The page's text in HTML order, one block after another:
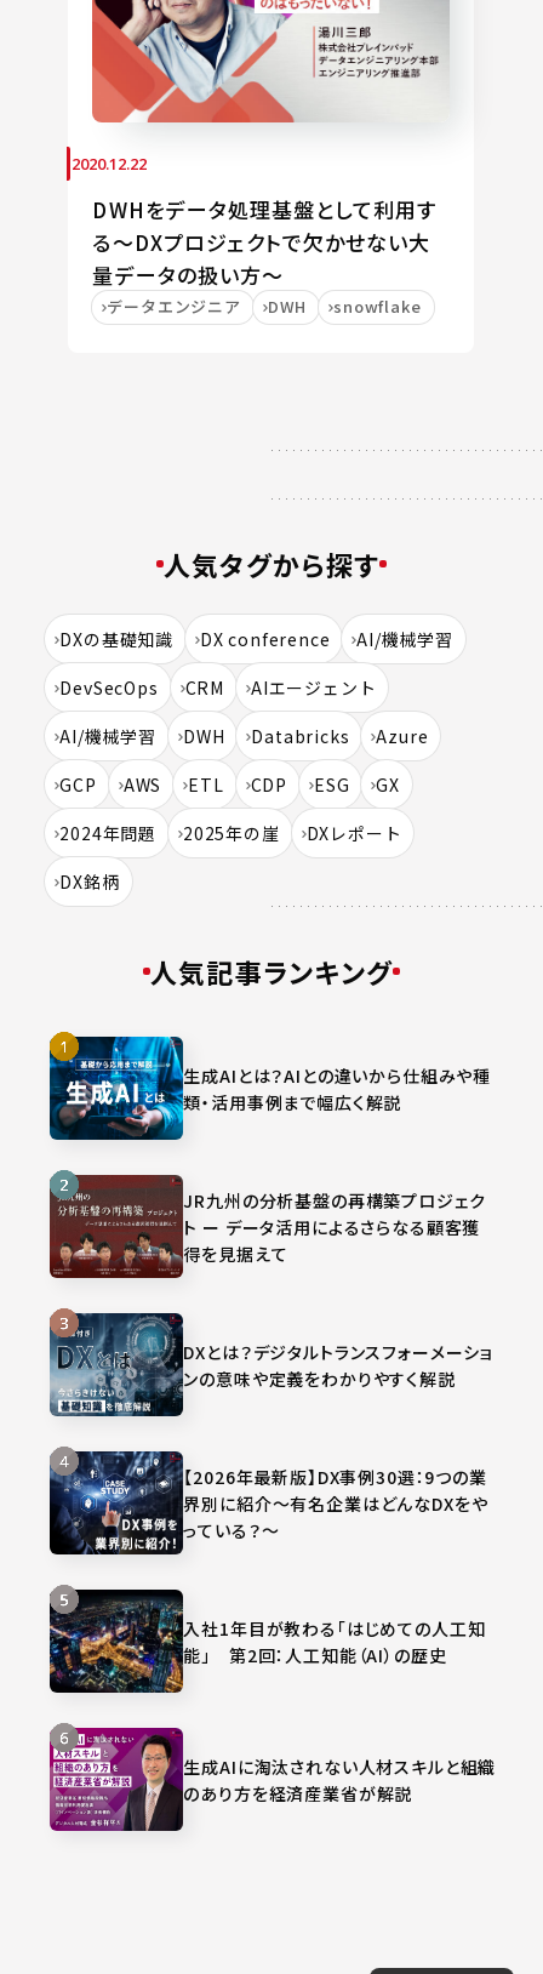
2020.12.22
DWHをデータ処理基盤として利用す
る～DXプロジェクトで欠かせない大
量データの扱い方～
データエンジニア DWH snowflake
人気タグから探す
DXの基礎知識 DX conference
AI/機械学習
DevSecOps
CRM
AIエージェント
AI/機械学習
DWH Databricks
Azure
GCP
AWS ETL CDP ESG
GX
2024年問題
2025年の崖
DXレポート
DX銘柄
人気記事ランキング
生成AIとは？AIとの違いから仕組みや種
類・活用事例まで幅広く解説
JR九州の分析基盤の再構築プロジェク
ト ー データ活用によるさらなる顧客獲
得を見据えて
DXとは？デジタルトランスフォーメーショ
ンの意味や定義をわかりやすく解説
【2026年最新版】DX事例30選：9つの業
界別に紹介～有名企業はどんなDXをや
っている？～
入社1年目が教わる「はじめての人工知
能」 第2回：人工知能（AI）の歴史
生成AIに淘汰されない人材スキルと組織
のあり方を経済産業省が解説